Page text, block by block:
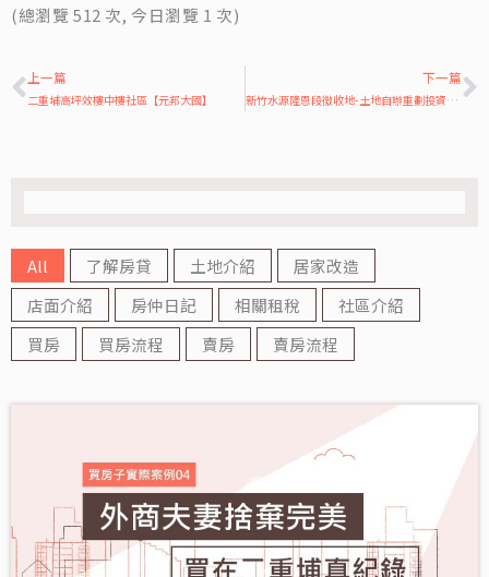
(總瀏覽 512 次, 今日瀏覽 1 次)
上一篇
二重埔高坪效樓中樓社區【元邦大國】
下一篇
新竹水源隆恩段徵收地-土地自辦重劃投資買賣
All 了解房貸 土地介紹
居家改造
店面介紹
房仲日記 相關租稅
社區介紹
買房
買房流程 賣房 賣房流程